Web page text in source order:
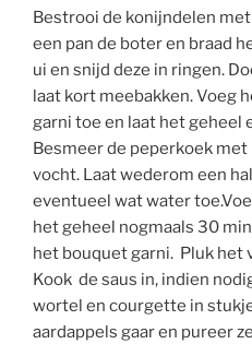
Bestrooi de konijndelen
een pan de boter en braad
ui en snijd deze in ringen.
laat kort meebakken. Voeg
garni toe en laat het geheel
Besmeer de peperkoek
vocht. Laat wederom een
eventueel wat water
het geheel nogmaals 30
het bouquet garni. Pluk het
Kook de saus in, indien
wortel en courgette in
aardappels gaar en pureer